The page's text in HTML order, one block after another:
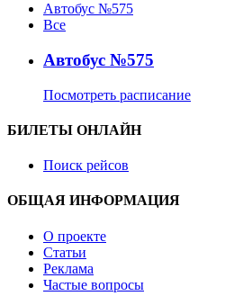
Автобус №575
Все
Автобус №575
Посмотреть расписание
БИЛЕТЫ ОНЛАЙН
Поиск рейсов
ОБЩАЯ ИНФОРМАЦИЯ
О проекте
Статьи
Реклама
Частые вопросы